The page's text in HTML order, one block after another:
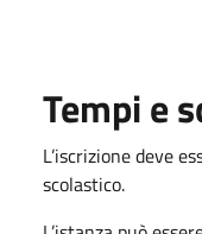
Tempi e
L’iscrizione deve
scolastico.